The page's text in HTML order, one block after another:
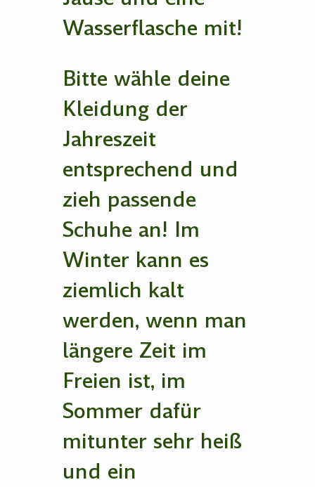
Wasserflasche mit!
Bitte wähle deine
Kleidung der
Jahreszeit
entsprechend und
zieh passende
Schuhe an! Im
Winter kann es
ziemlich kalt
werden, wenn man
längere Zeit im
Freien ist, im
Sommer dafür
mitunter sehr heiß
und ein